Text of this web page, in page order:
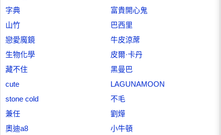
字典
富貴開心鬼
山竹
巴西里
戀愛魔鏡
牛皮涼蓆
生物化學
皮爾·卡丹
藏不住
黑曼巴
cute
LAGUNAMOON
stone cold
不毛
兼任
劉燁
奧迪a8
小牛頓